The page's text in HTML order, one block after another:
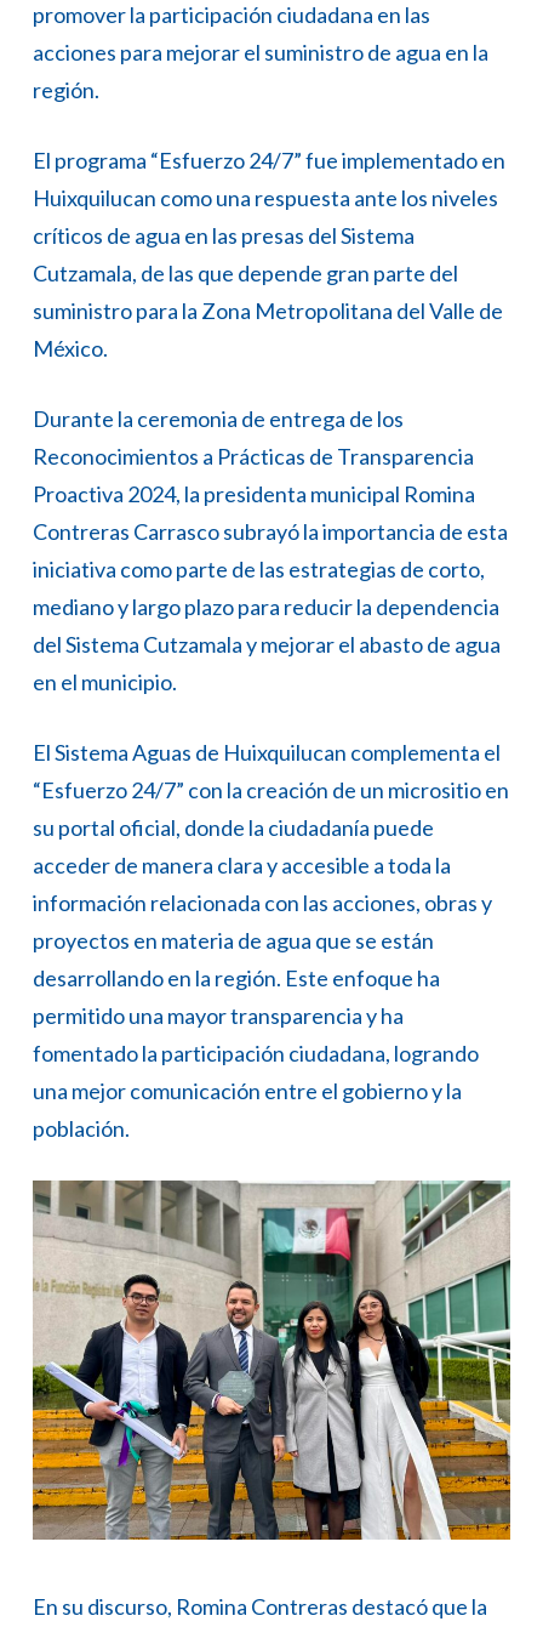
promover la participación ciudadana en las
acciones para mejorar el suministro de agua en la
región.
El programa “Esfuerzo 24/7” fue implementado en
Huixquilucan como una respuesta ante los niveles
críticos de agua en las presas del Sistema
Cutzamala, de las que depende gran parte del
suministro para la Zona Metropolitana del Valle de
México.
Durante la ceremonia de entrega de los
Reconocimientos a Prácticas de Transparencia
Proactiva 2024, la presidenta municipal Romina
Contreras Carrasco subrayó la importancia de esta
iniciativa como parte de las estrategias de corto,
mediano y largo plazo para reducir la dependencia
del Sistema Cutzamala y mejorar el abasto de agua
en el municipio.
El Sistema Aguas de Huixquilucan complementa el
“Esfuerzo 24/7” con la creación de un micrositio en
su portal oficial, donde la ciudadanía puede
acceder de manera clara y accesible a toda la
información relacionada con las acciones, obras y
proyectos en materia de agua que se están
desarrollando en la región. Este enfoque ha
permitido una mayor transparencia y ha
fomentado la participación ciudadana, logrando
una mejor comunicación entre el gobierno y la
población.
En su discurso, Romina Contreras destacó que la